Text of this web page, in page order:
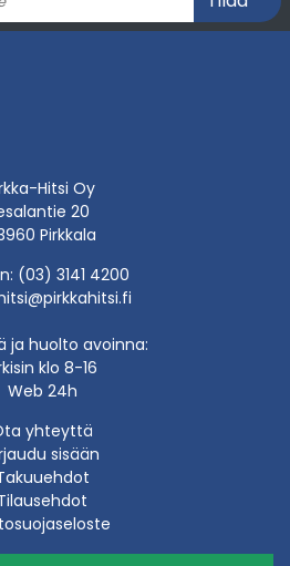
Hitsi Oy
20
Pirkkala
(03) 3141 4200
ja huolto avoinna:
klo 8-16
Web 24h
yhteyttä
sisään